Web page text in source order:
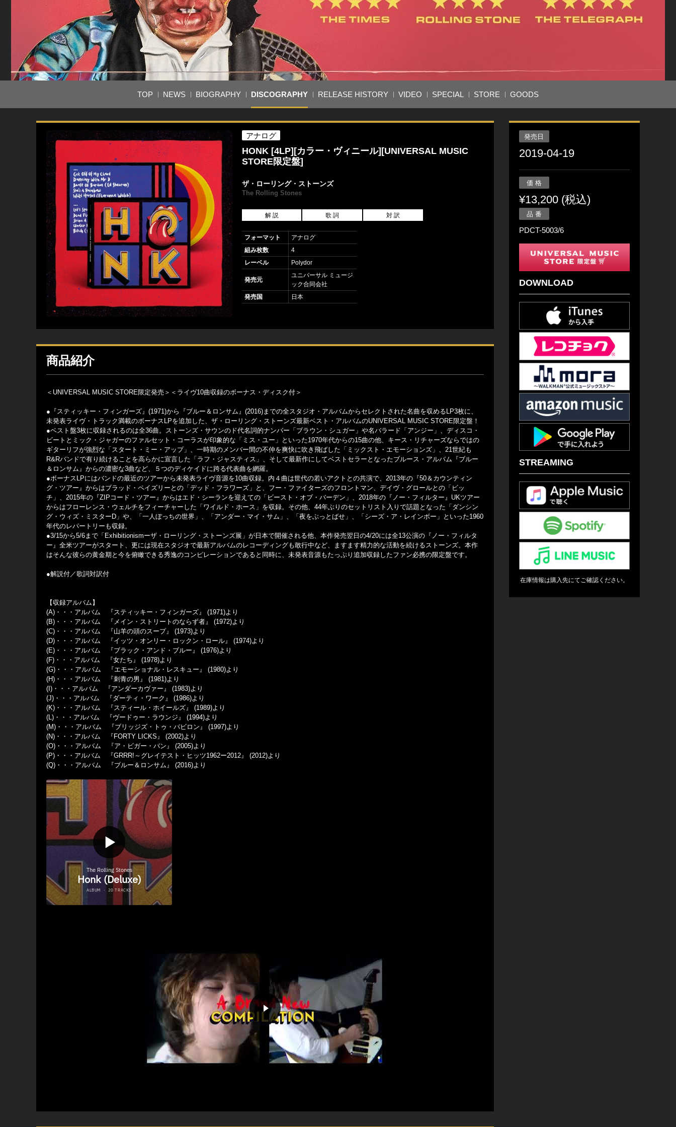
TOP NEWS BIOGRAPHY DISCOGRAPHY RELEASE HISTORY VIDEO SPECIAL STORE GOODS
アナログ
HONK [4LP][カラー・ヴィニール][UNIVERSAL MUSIC
STORE限定盤]
ザ・ローリング・ストーンズ
The Rolling Stones
解 説 歌 詞 対 訳
フォーマット
アナログ
組み枚数
4
レーベル
Polydor
発売元
ユニバーサル ミュージ
ック合同会社
発売国
日本
商品紹介
＜UNIVERSAL MUSIC STORE限定発売＞＜ライヴ10曲収録のボーナス・ディスク付＞
●『スティッキー・フィンガーズ』(1971)から『ブルー＆ロンサム』(2016)までの全スタジオ・アルバムからセレクトされた名曲を収めるLP3枚に、
未発表ライヴ・トラック満載のボーナスLPを追加した、ザ・ローリング・ストーンズ最新ベスト・アルバムのUNIVERSAL MUSIC STORE限定盤！
●ベスト盤3枚に収録されるのは全36曲。ストーンズ・サウンのド代名詞的ナンバー「ブラウン・シュガー」や名バラード「アンジー」、ディスコ・
ビートとミック・ジャガーのファルセット・コーラスが印象的な「ミス・ユー」といった1970年代からの15曲の他、キース・リチャーズならではの
ギターリフが強烈な「スタート・ミー・アップ」、一時期のメンバー間の不仲を爽快に吹き飛ばした「ミックスト・エモーションズ」、21世紀も
R&Rバンドで有り続けることを高らかに宣言した「ラフ・ジャスティス」、そして最新作にしてベストセラーとなったブルース・アルバム『ブルー
＆ロンサム』からの濃密な3曲など、５つのディケイドに跨る代表曲を網羅。
●ボーナスLPにはバンドの最近のツアーから未発表ライヴ音源を10曲収録。内４曲は世代の若いアクトとの共演で、2013年の『50＆カウンティン
グ・ツアー』からはブラッド・ペイズリーとの「デッド・フラワーズ」と、フー・ファイターズのフロントマン、デイヴ・グロールとの「ビッ
チ」、2015年の『ZIPコード・ツアー』からはエド・シーランを迎えての「ビースト・オブ・バーデン」、2018年の『ノー・フィルター』UKツアー
からはフローレンス・ウェルチをフィーチャーした「ワイルド・ホース」を収録。その他、44年ぶりのセットリスト入りで話題となった「ダンシン
グ・ウィズ・ミスターD」や、「一人ぼっちの世界」、「アンダー・マイ・サム」、「夜をぶっとばせ」、「シーズ・ア・レインボー」といった1960
年代のレパートリーも収録。
●3/15から5/6まで「Exhibitionismーザ・ローリング・ストーンズ展」が日本で開催される他、本作発売翌日の4/20には全13公演の『ノー・フィルタ
ー』全米ツアーがスタート、更には現在スタジオで最新アルバムのレコーディングも敢行中など、ますます精力的な活動を続けるストーンズ。本作
はそんな彼らの黄金期と今を俯瞰できる秀逸のコンピレーションであると同時に、未発表音源もたっぷり追加収録したファン必携の限定盤です。
●解説付／歌詞対訳付
【収録アルバム】
(A)・・・アルバム 『スティッキー・フィンガーズ』 (1971)より
(B)・・・アルバム 『メイン・ストリートのならず者』 (1972)より
(C)・・・アルバム 『山羊の頭のスープ』 (1973)より
(D)・・・アルバム 『イッツ・オンリー・ロックン・ロール』 (1974)より
(E)・・・アルバム 『ブラック・アンド・ブルー』 (1976)より
(F)・・・アルバム 『女たち』 (1978)より
(G)・・・アルバム 『エモーショナル・レスキュー』 (1980)より
(H)・・・アルバム 『刺青の男』 (1981)より
(I)・・・アルバム 『アンダーカヴァー』 (1983)より
(J)・・・アルバム 『ダーティ・ワーク』 (1986)より
(K)・・・アルバム 『スティール・ホイールズ』 (1989)より
(L)・・・アルバム 『ヴードゥー・ラウンジ』 (1994)より
(M)・・・アルバム 『ブリッジズ・トゥ・バビロン』 (1997)より
(N)・・・アルバム 『FORTY LICKS』 (2002)より
(O)・・・アルバム 『ア・ビガー・バン』 (2005)より
(P)・・・アルバム 『GRRR!～グレイテスト・ヒッツ1962ー2012』 (2012)より
(Q)・・・アルバム 『ブルー＆ロンサム』 (2016)より
発売日
2019-04-19
価 格
¥13,200 (税込)
品 番
PDCT-5003/6
DOWNLOAD
STREAMING
在庫情報は購入先にてご確認ください。